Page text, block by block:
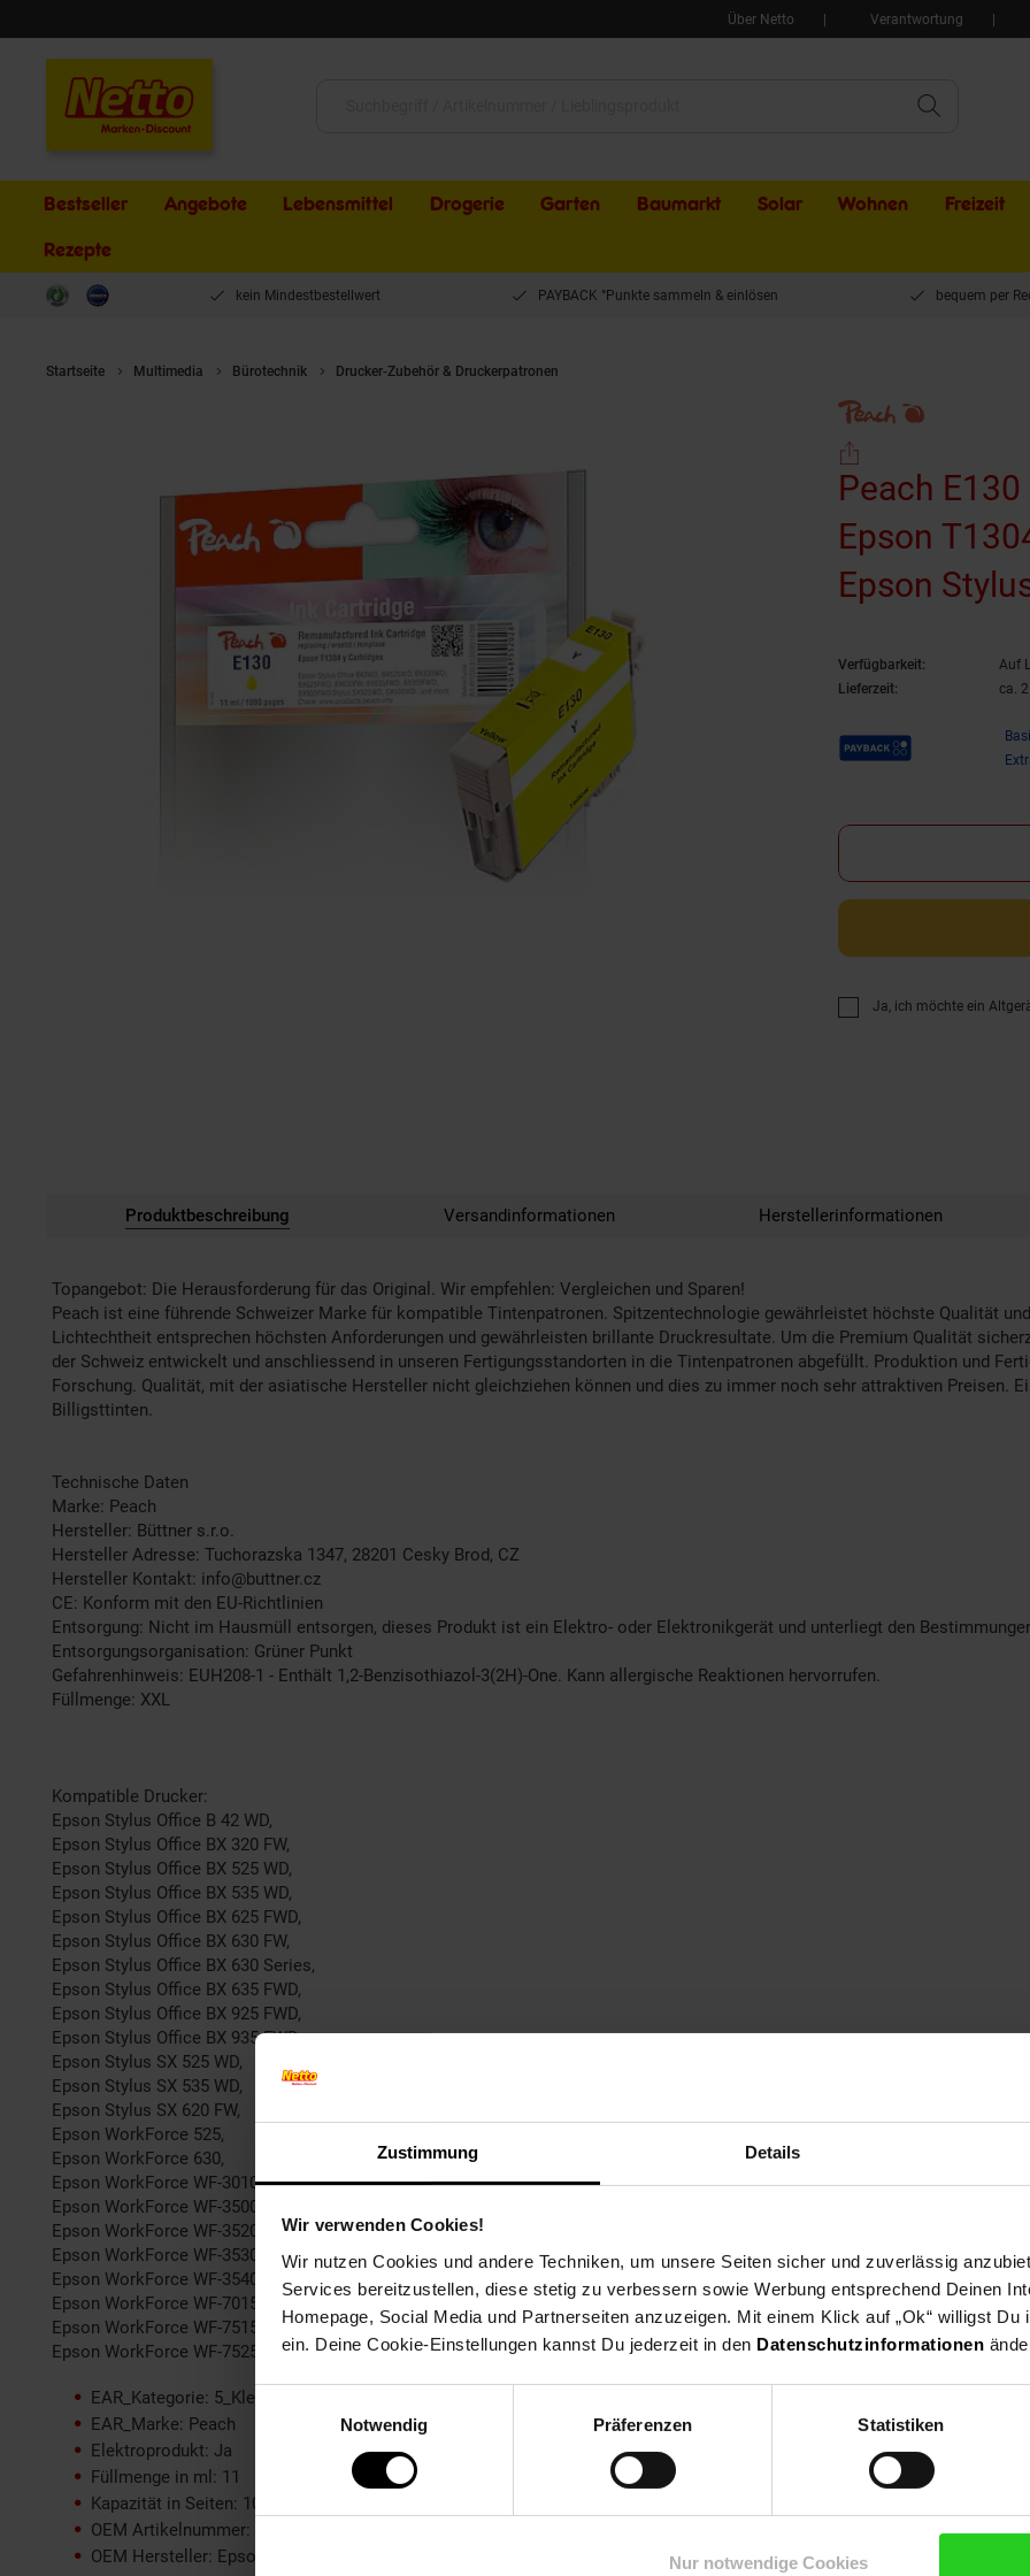
Zustimmung Details
Wir verwenden Cookies!
Wir nutzen Cookies und andere Techniken, um unsere Seiten sicher und zuverlässig
Services bereitzustellen, diese stetig zu verbessern sowie Werbung entsprechend Deinen
Homepage, Social Media und Partnerseiten anzuzeigen. Mit einem Klick auf „Ok“ willigst Du
ein. Deine Cookie-Einstellungen kannst Du jederzeit in den Datenschutzinformationen
Notwendig
Präferenzen Statistiken
Nur notwendige Cookies
Über Netto Verantwortung
Bestseller Angebote Lebensmittel Drogerie Garten Baumarkt Solar Wohnen Freizeit
Rezepte
kein Mindestbestellwert PAYBACK °Punkte sammeln & einlösen bequem per
Startseite Multimedia Bürotechnik Drucker-Zubehör & Druckerpatronen
Peach E130 Druckerpatrone XL ye ersetzt
Epson
Epson
Verfügbarkeit:
Auf
Lieferzeit:
ca.
Payback Punkte
Ja, ich möchte ein
Produktbeschreibung Versandinformationen Herstellerinformationen
Topangebot: Die Herausforderung für das Original. Wir empfehlen: Vergleichen und Sparen!
Peach ist eine führende Schweizer Marke für kompatible Tintenpatronen. Spitzentechnologie gewährleistet höchste Qualität
Lichtechtheit entsprechen höchsten Anforderungen und gewährleisten brillante Druckresultate. Um die Premium Qualität
der Schweiz entwickelt und anschliessend in unseren Fertigungsstandorten in die Tintenpatronen abgefüllt. Produktion und
Forschung. Qualität, mit der asiatische Hersteller nicht gleichziehen können und dies zu immer noch sehr attraktiven Preisen.
Billigsttinten.
Technische Daten
Marke: Peach
Hersteller: Büttner s.r.o.
Hersteller Adresse: Tuchorazska 1347, 28201 Cesky Brod, CZ
Hersteller Kontakt: info@buttner.cz
CE: Konform mit den EU-Richtlinien
Entsorgung: Nicht im Hausmüll entsorgen, dieses Produkt ist ein Elektro- oder Elektronikgerät und unterliegt den
Entsorgungsorganisation: Grüner Punkt
Gefahrenhinweis: EUH208-1 - Enthält 1,2-Benzisothiazol-3(2H)-One. Kann allergische Reaktionen hervorrufen.
Füllmenge: XXL
Kompatible Drucker:
Epson Stylus Office B 42 WD,
Epson Stylus Office BX 320 FW,
Epson Stylus Office BX 525 WD,
Epson Stylus Office BX 535 WD,
Epson Stylus Office BX 625 FWD,
Epson Stylus Office BX 630 FW,
Epson Stylus Office BX 630 Series,
Epson Stylus Office BX 635 FWD,
Epson Stylus Office BX 925 FWD,
Epson Stylus Office BX 935 FWD,
Epson Stylus SX 525 WD,
Epson Stylus SX 535 WD,
Epson Stylus SX 620 FW,
Epson WorkForce 525,
Epson WorkForce 630,
Epson WorkForce WF-3010 DW,
Epson WorkForce WF-3500 Series,
Epson WorkForce WF-3520 DWF,
Epson WorkForce WF-3530 DTWF,
Epson WorkForce WF-3540 DTWF,
Epson WorkForce WF-7015,
Epson WorkForce WF-7515,
Epson WorkForce WF-7525
EAR_Kategorie: 5_Kleingeräte
EAR_Marke: Peach
Elektroprodukt: Ja
Füllmenge in ml: 11
Kapazität in Seiten: 1090
OEM Artikelnummer: T1304 y, C13T13044010
OEM Hersteller: Epson